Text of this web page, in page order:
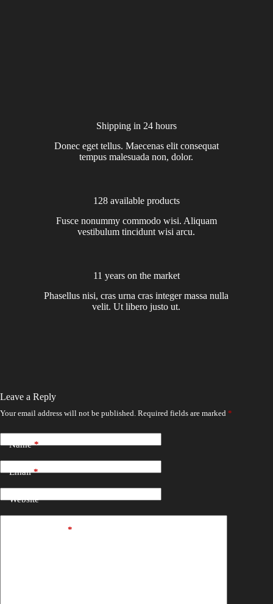
Shipping in 24 hours
Donec eget tellus. Maecenas elit consequat
tempus malesuada non, dolor.
128 available products
Fusce nonummy commodo wisi. Aliquam
vestibulum tincidunt wisi arcu.
11 years on the market
Phasellus nisi, cras urna cras integer massa nulla
velit. Ut libero justo ut.
Leave a Reply
Your email address will not be published. Required fields are marked *
Name*
Email*
Website
*